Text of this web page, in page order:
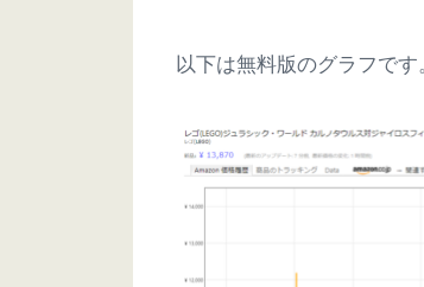
以下は無料版のグラフです